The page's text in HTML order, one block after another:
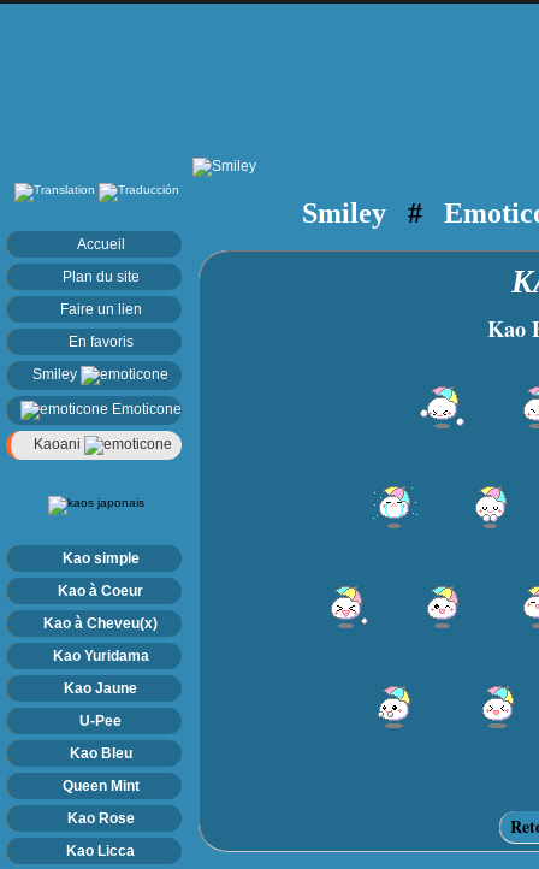
Accueil
Plan du site
Faire un lien
En favoris
Smiley
Emoticone
Kaoani
Kao simple
Kao à Coeur
Kao à Cheveu(x)
Kao Yuridama
Kao Jaune
U-Pee
Kao Bleu
Queen Mint
Kao Rose
Kao Licca
Smiley#
Kao